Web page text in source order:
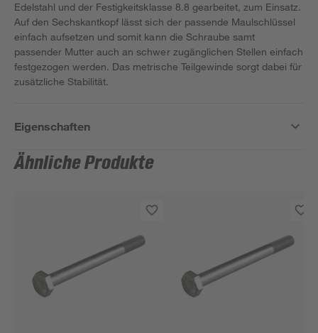
Edelstahl und der Festigkeitsklasse 8.8 gearbeitet, zum Einsatz.
Auf den Sechskantkopf lässt sich der passende Maulschlüssel
einfach aufsetzen und somit kann die Schraube samt
passender Mutter auch an schwer zugänglichen Stellen einfach
festgezogen werden. Das metrische Teilgewinde sorgt dabei für
zusätzliche Stabilität.
Eigenschaften
Ähnliche Produkte